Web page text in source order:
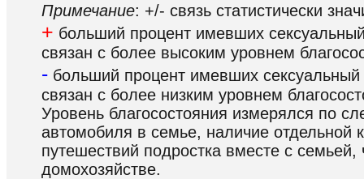
Примечание: +/- связь статистически
+ больший процент имевших
связан с более высоким уровнем
- больший процент имевших сексуальный
связан с более низким уровнем
Уровень благосостояния измерялся по
автомобиля в семье, наличие отдельной
путешествий подростка вместе с
домохозяйстве.